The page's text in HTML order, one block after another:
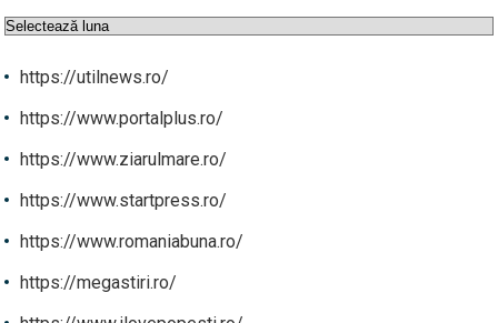
Arhive
https://utilnews.ro/
https://www.portalplus.ro/
https://www.ziarulmare.ro/
https://www.startpress.ro/
https://www.romaniabuna.ro/
https://megastiri.ro/